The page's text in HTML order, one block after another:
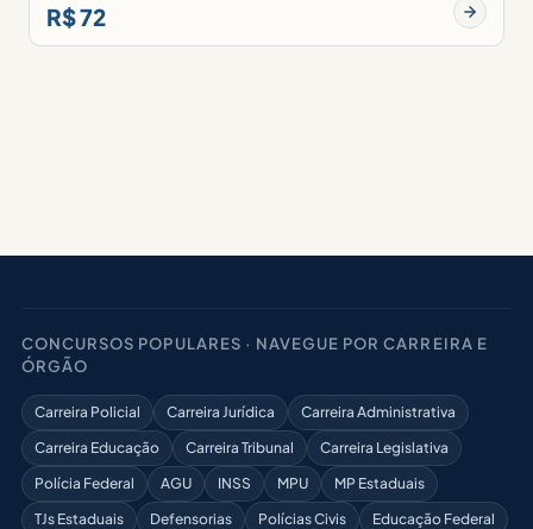
R$ 72
CONCURSOS POPULARES · NAVEGUE POR CARREIRA E
ÓRGÃO
Carreira Policial Carreira Jurídica
Carreira Administrativa
Carreira Educação
Carreira Tribunal
Carreira Legislativa
Polícia Federal
AGU INSS MPU
MP Estaduais
TJs Estaduais
Defensorias Polícias Civis
Educação Federal